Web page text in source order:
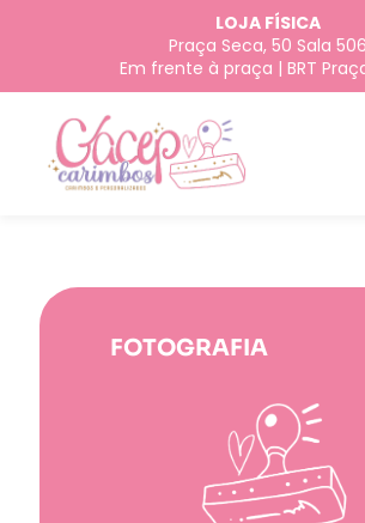
LOJA FÍSICA
Praça Seca, 50 Sala 506
Em frente à praça | BRT
FOTOGRAFIA